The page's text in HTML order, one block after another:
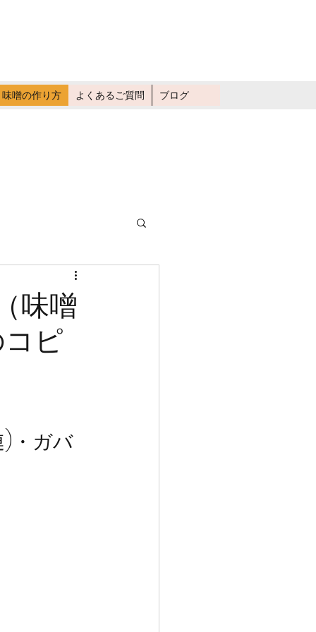
味噌の作り方 よくあるご質問 ブログ
味噌
ピ
・ガバ